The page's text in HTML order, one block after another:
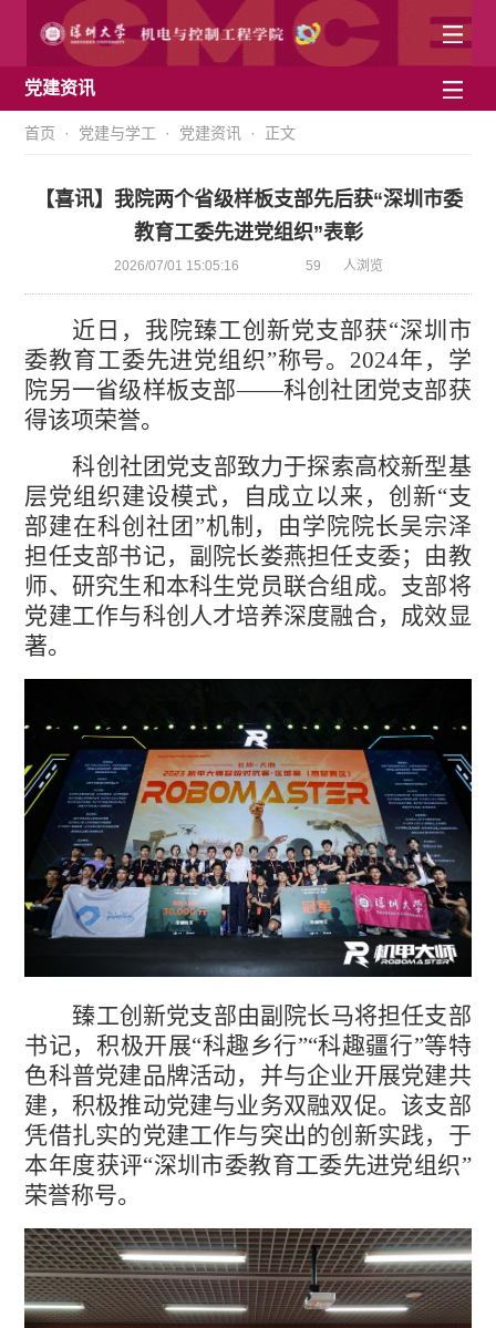
中文 English
党建资讯
首页 · 党建与学工 · 党建资讯 · 正文
【喜讯】我院两个省级样板支部先后获“深圳市委
教育工委先进党组织”表彰
2026/07/01 15:05:16 59 人浏览
近日，我院臻工创新党支部获“深圳市
委教育工委先进党组织”称号。2024年，学
院另一省级样板支部——科创社团党支部获
得该项荣誉。
科创社团党支部致力于探索高校新型基
层党组织建设模式，自成立以来，创新“支
部建在科创社团”机制，由学院院长吴宗泽
担任支部书记，副院长娄燕担任支委；由教
师、研究生和本科生党员联合组成。支部将
党建工作与科创人才培养深度融合，成效显
著。
臻工创新党支部由副院长马将担任支部
书记，积极开展“科趣乡行”“科趣疆行”等特
色科普党建品牌活动，并与企业开展党建共
建，积极推动党建与业务双融双促。该支部
凭借扎实的党建工作与突出的创新实践，于
本年度获评“深圳市委教育工委先进党组织”
荣誉称号。